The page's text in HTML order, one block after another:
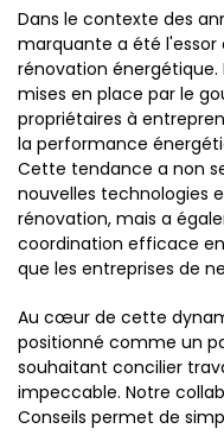
Dans le contexte des
marquante a été l'essor
rénovation
mises en place par le
propriétaires à
la performance
Cette tendance a non
nouvelles technologies
rénovation, mais a
coordination efficace
que les entreprises de
Au cœur de cette
positionné comme un
souhaitant concilier
impeccable. Notre
Conseils permet de